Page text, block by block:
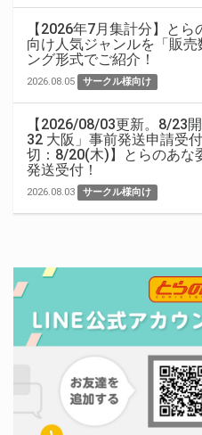
【2026年7月集計分】と
向け人気ジャンルを「販
ング形式でご紹介！
2026.08.05 サークル様向け
【2026/08/03更新。8/23
32 大阪」事前発送申請受
切：8/20(木)】とらのあな
発送受付！
2026.08.03 サークル様向け